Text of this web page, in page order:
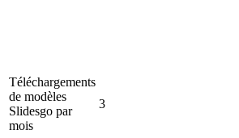
Téléchargements
de modèles
Slidesgo par
mois
3